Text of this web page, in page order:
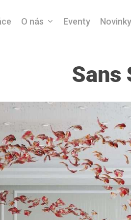
O nás Eventy Novinky
Sans